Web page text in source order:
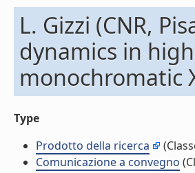
L. Gizzi (CNR,
dynamics in
monochromatic
Type
Prodotto della ricerca
Comunicazione a convegno